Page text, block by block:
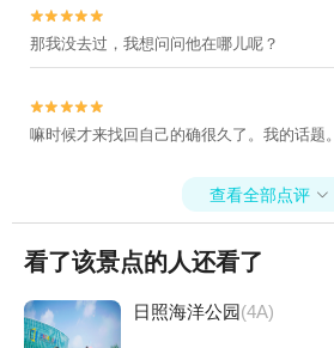


那我没去过，我想问问他在哪儿呢？


嘛时候才来找回自己的确很久了。我的话题。
查看全部点评 
看了该景点的人还看了
日照海洋公园(4A)